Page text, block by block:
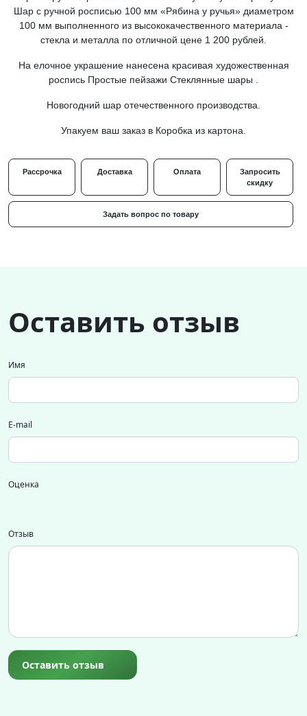
Шар с ручной росписью 100 мм «Рябина у ручья» диаметром
100 мм выполненного из высококачественного материала -
стекла и металла по отличной цене 1 200 рублей.
На елочное украшение нанесена красивая художественная
роспись Простые пейзажи Стеклянные шары .
Новогодний шар отечественного производства.
Упакуем ваш заказ в Коробка из картона.
Рассрочка Доставка Оплата
Запросить
скидку
Задать вопрос по товару
Оставить отзыв
Имя
E-mail
Оценка
Отзыв
Оставить отзыв